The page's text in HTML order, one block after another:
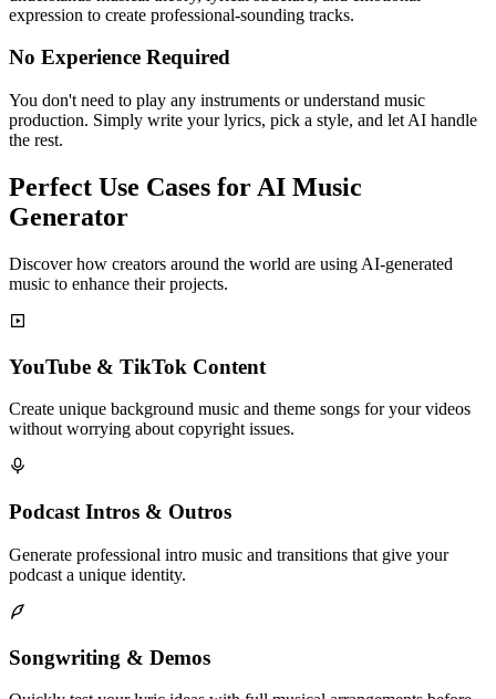
expression to create professional-sounding tracks.
No Experience Required
You don't need to play any instruments or understand music
production. Simply write your lyrics, pick a style, and let AI handle
the rest.
Perfect Use Cases for AI Music
Generator
Discover how creators around the world are using AI-generated
music to enhance their projects.
YouTube & TikTok Content
Create unique background music and theme songs for your videos
without worrying about copyright issues.
Podcast Intros & Outros
Generate professional intro music and transitions that give your
podcast a unique identity.
Songwriting & Demos